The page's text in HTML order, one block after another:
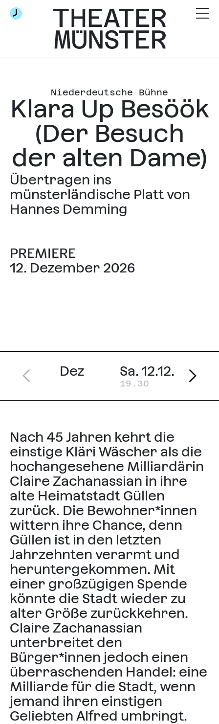
Niederdeutsche Bühne
Klara Up Besöök
(Der Besuch
der alten Dame)
Übertragen ins
münsterländische Platt von
Hannes Demming
PREMIERE
12. Dezember 2026
Dez Sa. 12.12.
19.30
So.
Nach 45 Jahren kehrt die
einstige Kläri Wäscher als die
hochangesehene Milliardärin
Claire Zachanassian in ihre
alte Heimatstadt Güllen
zurück. Die Bewohner*innen
wittern ihre Chance, denn
Güllen ist in den letzten
Jahrzehnten verarmt und
heruntergekommen. Mit
einer großzügigen Spende
könnte die Stadt wieder zu
alter Größe zurückkehren.
Claire Zachanassian
unterbreitet den
Bürger*innen jedoch einen
überraschenden Handel: eine
Milliarde für die Stadt, wenn
jemand ihren einstigen
Geliebten Alfred umbringt.